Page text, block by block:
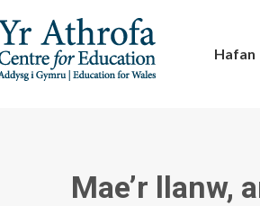
Hafan
Mae’r llanw,